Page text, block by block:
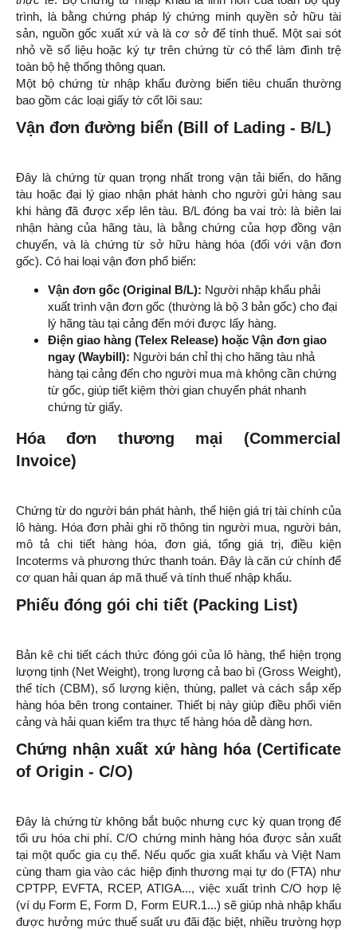
trình, là bằng chứng pháp lý chứng minh quyền sở hữu tài
sản, nguồn gốc xuất xứ và là cơ sở để tính thuế. Một sai sót
nhỏ về số liệu hoặc ký tự trên chứng từ có thể làm đình trệ
toàn bộ hệ thống thông quan.
Một bộ chứng từ nhập khẩu đường biển tiêu chuẩn thường
bao gồm các loại giấy tờ cốt lõi sau:
Vận đơn đường biển (Bill of Lading - B/L)
Đây là chứng từ quan trọng nhất trong vận tải biển, do hãng
tàu hoặc đại lý giao nhận phát hành cho người gửi hàng sau
khi hàng đã được xếp lên tàu. B/L đóng ba vai trò: là biên lai
nhận hàng của hãng tàu, là bằng chứng của hợp đồng vận
chuyển, và là chứng từ sở hữu hàng hóa (đối với vận đơn
gốc). Có hai loại vận đơn phổ biến:
Vận đơn gốc (Original B/L): Người nhập khẩu phải
xuất trình vận đơn gốc (thường là bộ 3 bản gốc) cho đại
lý hãng tàu tại cảng đến mới được lấy hàng.
Điện giao hàng (Telex Release) hoặc Vận đơn giao
ngay (Waybill): Người bán chỉ thị cho hãng tàu nhả
hàng tại cảng đến cho người mua mà không cần chứng
từ gốc, giúp tiết kiệm thời gian chuyển phát nhanh
chứng từ giấy.
Hóa đơn thương mại (Commercial
Invoice)
Chứng từ do người bán phát hành, thể hiện giá trị tài chính của
lô hàng. Hóa đơn phải ghi rõ thông tin người mua, người bán,
mô tả chi tiết hàng hóa, đơn giá, tổng giá trị, điều kiện
Incoterms và phương thức thanh toán. Đây là căn cứ chính để
cơ quan hải quan áp mã thuế và tính thuế nhập khẩu.
Phiếu đóng gói chi tiết (Packing List)
Bản kê chi tiết cách thức đóng gói của lô hàng, thể hiện trọng
lượng tịnh (Net Weight), trọng lượng cả bao bì (Gross Weight),
thể tích (CBM), số lượng kiện, thùng, pallet và cách sắp xếp
hàng hóa bên trong container. Thiết bị này giúp điều phối viên
cảng và hải quan kiểm tra thực tế hàng hóa dễ dàng hơn.
Chứng nhận xuất xứ hàng hóa (Certificate
of Origin - C/O)
Đây là chứng từ không bắt buộc nhưng cực kỳ quan trọng để
tối ưu hóa chi phí. C/O chứng minh hàng hóa được sản xuất
tại một quốc gia cụ thể. Nếu quốc gia xuất khẩu và Việt Nam
cùng tham gia vào các hiệp định thương mại tự do (FTA) như
CPTPP, EVFTA, RCEP, ATIGA..., việc xuất trình C/O hợp lệ
(ví dụ Form E, Form D, Form EUR.1...) sẽ giúp nhà nhập khẩu
được hưởng mức thuế suất ưu đãi đặc biệt, nhiều trường hợp